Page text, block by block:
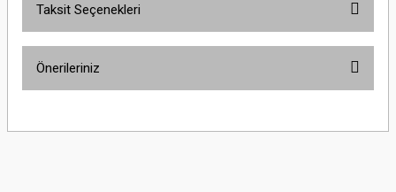
Taksit Seçenekleri
Önerileriniz